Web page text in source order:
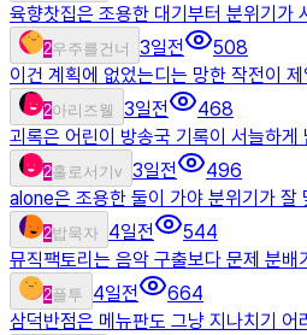
육향찻집은 조용한 대기부터 분위기가
2우주를건너 3일전
508
이건 계획에 없었는디는 망한 작전이
2아리즈웰 3일전
468
괴록은 어린이 방송국 기록이 서늘하게
2홀로서기v 3일전
496
alone은 조용한 둘이 가야 분위기가 잘
2밥묵자 4일전
544
뮤직팩토리는 음악 구출보다 문제 분배
2플투 4일전
664
삼덕반점은 메뉴판도 그냥 지나치기 어